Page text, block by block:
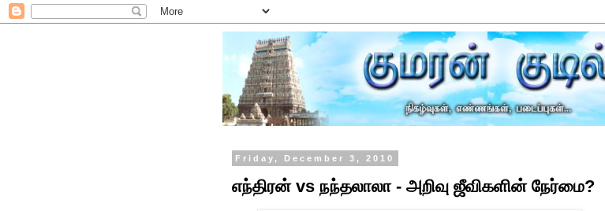
Friday, December 3, 2010
எந்திரன் vs நந்தலாலா - அறிவு ஜீவிகளின் நேர்மை?